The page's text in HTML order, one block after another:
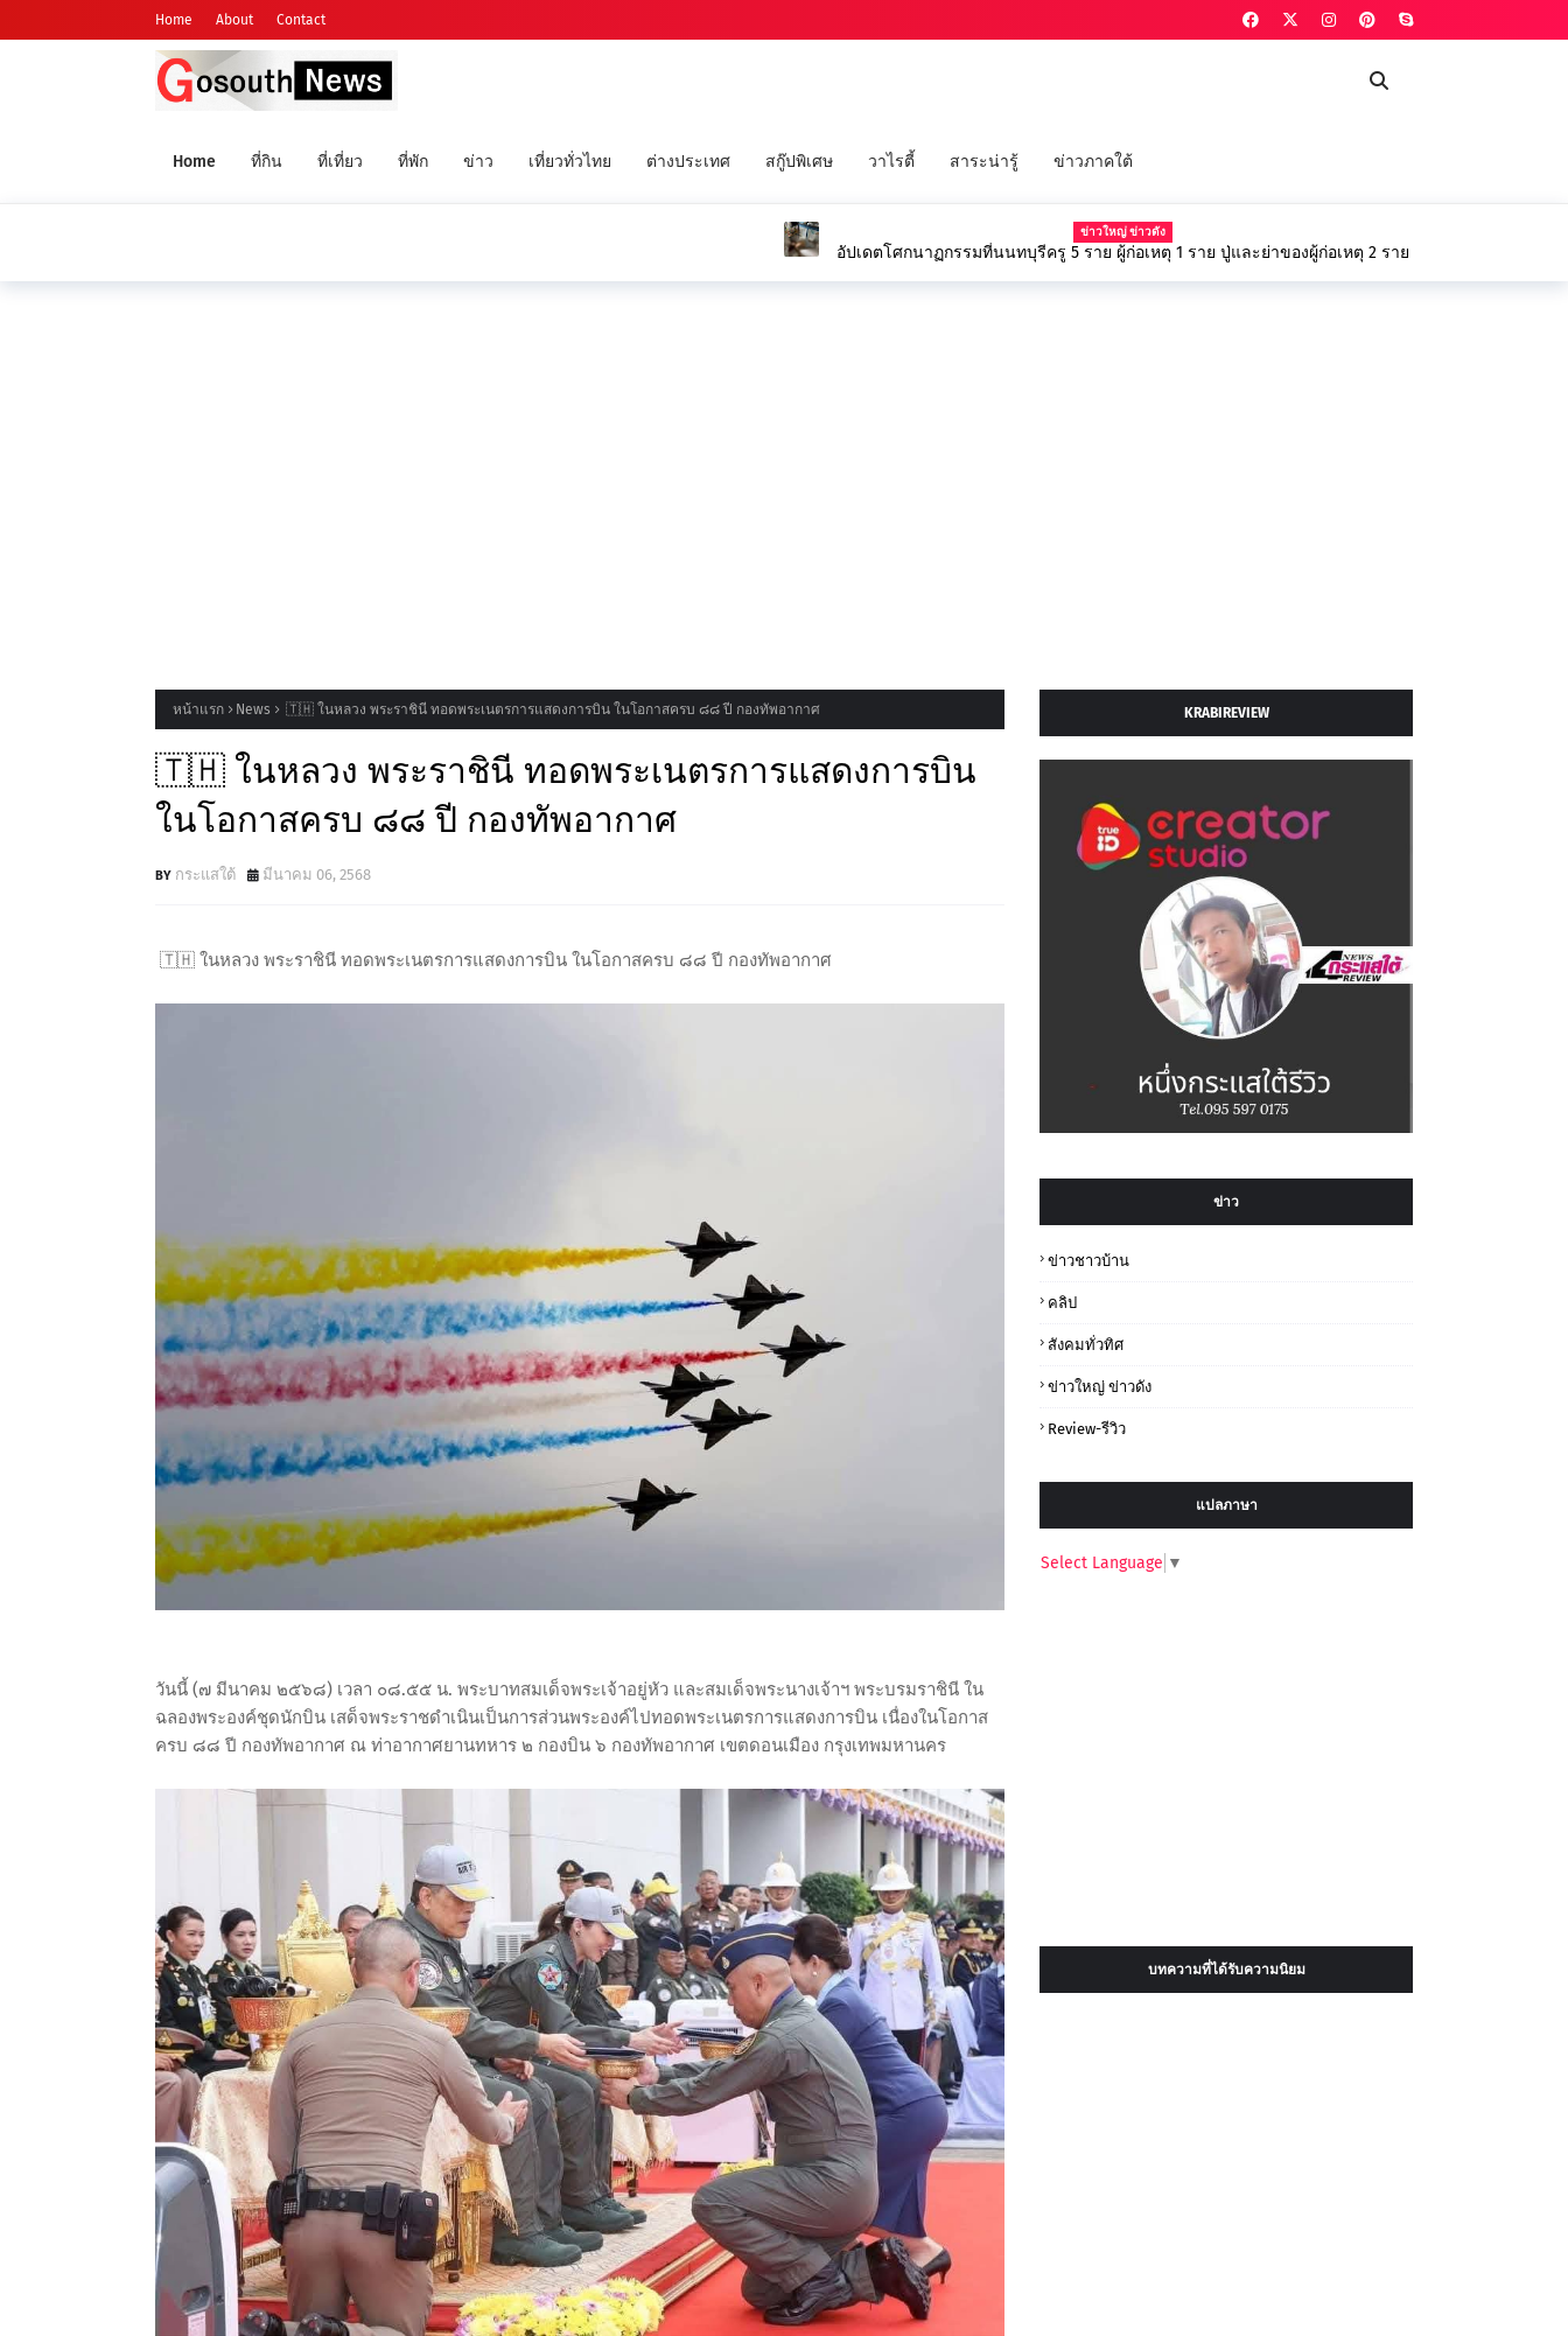
Home About Contact
Home ที่กิน ที่เที่ยว ที่พัก ข่าว เที่ยวทั่วไทย ต่างประเทศ สกู๊ปพิเศษ วาไรตี้ สาระน่ารู้ ข่าวภาคใต้
NEWS
ฉก.สิงหนาท อ.เมืองแม่ฮ่องสอนจัดกำลังพล เร่งลงพื้นที่ฟื้นฟูวัดป่าถ้ำวัว และ ซ่อมแซม
หน้าแรก News 🇹🇭 ในหลวง พระราชินี ทอดพระเนตรการแสดงการบิน ในโอกาสครบ ๘๘ ปี กองทัพอากาศ
🇹🇭 ในหลวง พระราชินี ทอดพระเนตรการแสดงการบิน
ในโอกาสครบ ๘๘ ปี กองทัพอากาศ
กระแสใต้ มีนาคม 06, 2568
🇹🇭 ในหลวง พระราชินี ทอดพระเนตรการแสดงการบิน ในโอกาสครบ ๘๘ ปี กองทัพอากาศ
วันนี้ (๗ มีนาคม ๒๕๖๘) เวลา ๐๘.๕๕ น. พระบาทสมเด็จพระเจ้าอยู่หัว และสมเด็จพระนางเจ้าฯ พระบรมราชินี ใน
ฉลองพระองค์ชุดนักบิน เสด็จพระราชดำเนินเป็นการส่วนพระองค์ไปทอดพระเนตรการแสดงการบิน เนื่องในโอกาส
ครบ ๘๘ ปี กองทัพอากาศ ณ ท่าอากาศยานทหาร ๒ กองบิน ๖ กองทัพอากาศ เขตดอนเมือง กรุงเทพมหานคร
KRABIREVIEW
ข่าว
ข่าวชาวบ้าน
คลิป
สังคมทั่วทิศ
ข่าวใหญ่ ข่าวดัง
Review-รีวิว
แปลภาษา
Select Language ▼
บทความที่ได้รับความนิยม